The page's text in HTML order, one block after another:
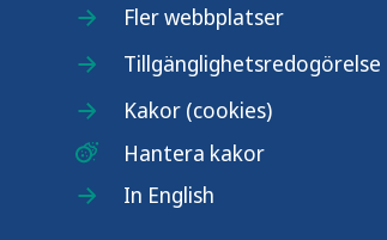
Fler webbplatser
Tillgänglighetsredogörelse
Kakor (cookies)
Hantera kakor
In English